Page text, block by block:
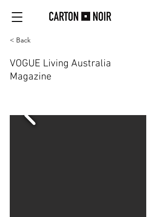
< Back
VOGUE Living Australia
Magazine